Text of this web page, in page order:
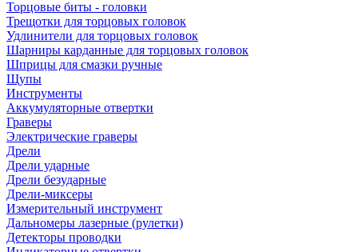
Торцовые биты - головки
Трещотки для торцовых головок
Удлинители для торцовых головок
Шарниры карданные для торцовых головок
Шприцы для смазки ручные
Щупы
Инструменты
Аккумуляторные отвертки
Граверы
Электрические граверы
Дрели
Дрели ударные
Дрели безударные
Дрели-миксеры
Измерительный инструмент
Дальномеры лазерные (рулетки)
Детекторы проводки